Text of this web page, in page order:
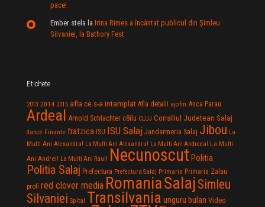
pace!
Ember stela la Irina Rimes a încântat publicul din Şimleu
Silvaniei, la Bathory Fest
Etichete
2013 2014 2015 afla ce s-a intamplat Afla detalii ajofm Anca Parau
Ardeal Arnold Schlachter c8ilu CLUJ Consiliul Judetean Salaj
dance Finante fratzica ISU ISU Salaj Jandarmeria Salaj Jibou La
Multi Ani Alexandra! La Multi Ani Alexandru! La Multi Ani Andreea! La Multi
Ani Andrei! La Multi Ani Raul! Necunoscut Politia
Politia Salaj Prefectura Prefectura Salaj Primaria Primaria Zalau
profi red clover media RomaniaSalaj Simleu
Silvaniei Spital Transilvania unguru bulan Video